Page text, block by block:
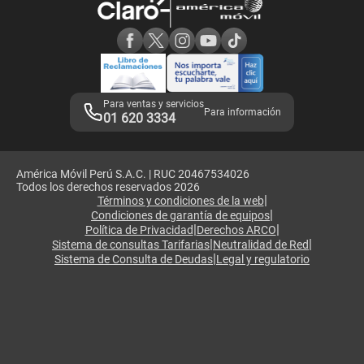
Adquirientes iPhone 6, 6S y SE
Mensaje de Seguridad
Términos y Condiciones de Tienda Claro
Libro de Reclamaciones
Legales de marketplace
Para ventas y servicios
01 620 3334 Para información
América Móvil Perú S.A.C. | RUC 20467534026
Todos los derechos reservados 2026
Términos y condiciones de la web|
Condiciones de garantía de equipos|
Política de Privacidad|Derechos ARCO|
Sistema de consultas Tarifarias|Neutralidad de Red|
Sistema de Consulta de Deudas|Legal y regulatorio